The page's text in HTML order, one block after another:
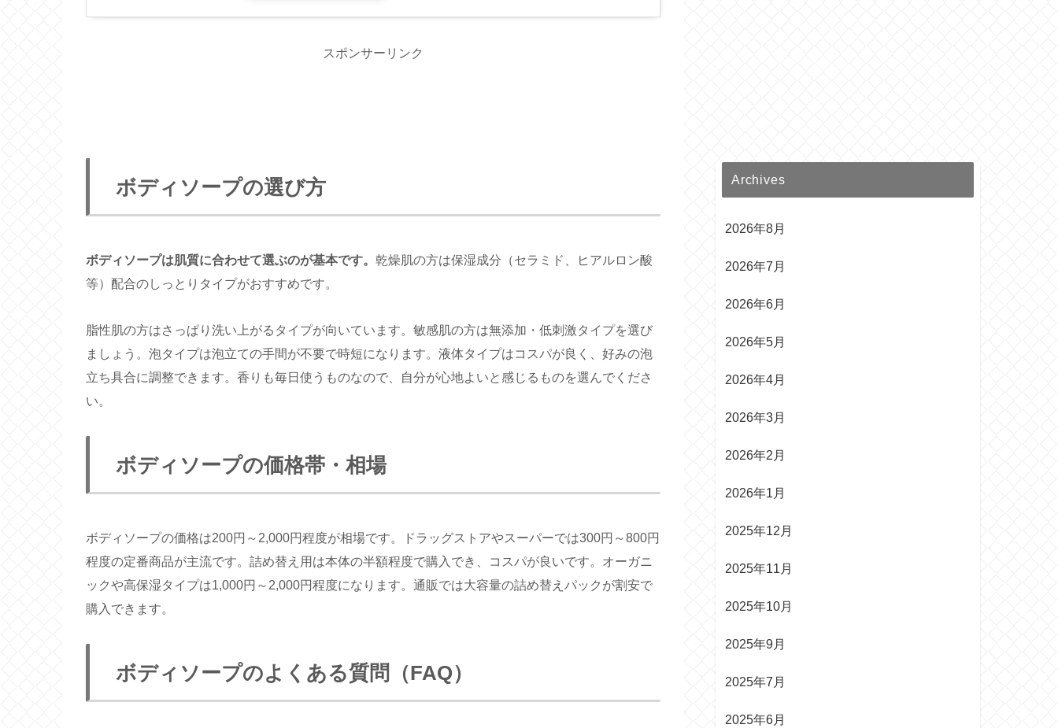
スポンサーリンク
ボディソープの選び方
ボディソープは肌質に合わせて選ぶのが基本です。 乾燥肌の方は保湿成分（セラミド、ヒアルロン酸
等）配合のしっとりタイプがおすすめです。
脂性肌の方はさっぱり洗い上がるタイプが向いています。敏感肌の方は無添加・低刺激タイプを選び
ましょう。泡タイプは泡立ての手間が不要で時短になります。液体タイプはコスパが良く、好みの泡
立ち具合に調整できます。香りも毎日使うものなので、自分が心地よいと感じるものを選んでくださ
い。
ボディソープの価格帯・相場
ボディソープの価格は200円～2,000円程度が相場です。ドラッグストアやスーパーでは300円～800円
程度の定番商品が主流です。詰め替え用は本体の半額程度で購入でき、コスパが良いです。オーガニ
ックや高保湿タイプは1,000円～2,000円程度になります。通販では大容量の詰め替えパックが割安で
購入できます。
ボディソープのよくある質問（FAQ）
Archives
2026年8月
2026年7月
2026年6月
2026年5月
2026年4月
2026年3月
2026年2月
2026年1月
2025年12月
2025年11月
2025年10月
2025年9月
2025年7月
2025年6月